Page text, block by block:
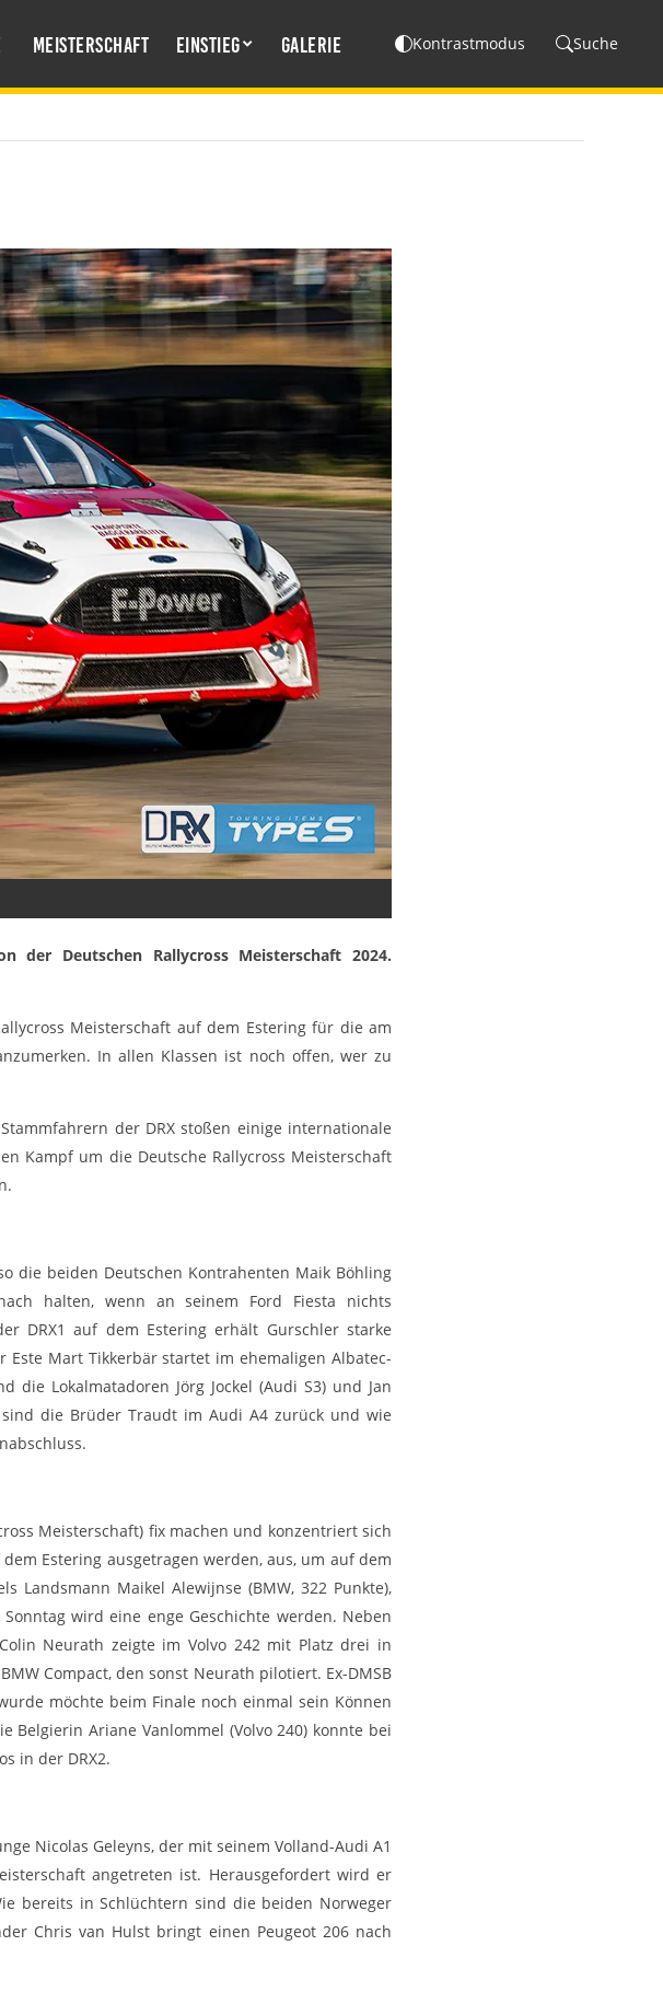
Meisterschaft Einstieg Galerie
---NEWSLETTER---
Kontrastmodus Suche
der Deutschen Rallycross Meisterschaft 2024.
Meisterschaft auf dem Estering für die am
In allen Klassen ist noch offen, wer zu
der DRX stoßen einige internationale
Kampf um die Deutsche Rallycross Meisterschaft
die beiden Deutschen Kontrahenten Maik Böhling
halten, wenn an seinem Ford Fiesta nichts
DRX1 auf dem Estering erhält Gurschler starke
Este Mart Tikkerbär startet im ehemaligen Albatec-
die Lokalmatadoren Jörg Jockel (Audi S3) und Jan
die Brüder Traudt im Audi A4 zurück und wie
Meisterschaft) fix machen und konzentriert sich
Estering ausgetragen werden, aus, um auf dem
Landsmann Maikel Alewijnse (BMW, 322 Punkte),
wird eine enge Geschichte werden. Neben
Neurath zeigte im Volvo 242 mit Platz drei in
Compact, den sonst Neurath pilotiert. Ex-DMSB
möchte beim Finale noch einmal sein Können
Belgierin Ariane Vanlommel (Volvo 240) konnte bei
in der DRX2.
Nicolas Geleyns, der mit seinem Volland-Audi A1
angetreten ist. Herausgefordert wird er
bereits in Schlüchtern sind die beiden Norweger
Chris van Hulst bringt einen Peugeot 206 nach